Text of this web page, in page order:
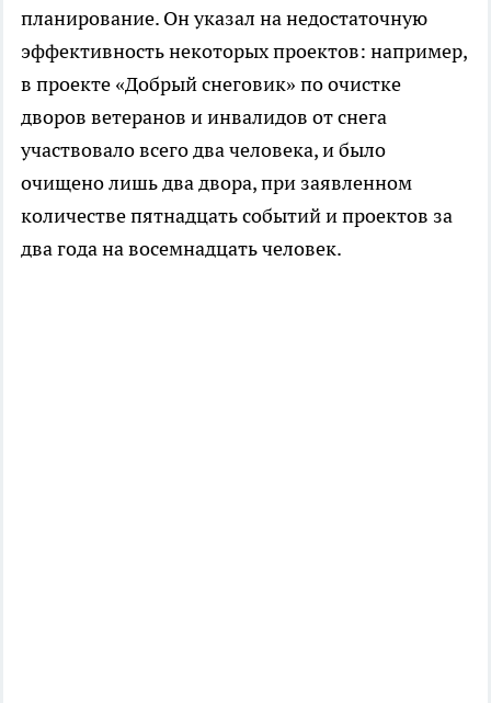
планирование. Он указал на недостаточную
эффективность некоторых проектов: например,
в проекте «Добрый снеговик» по очистке
дворов ветеранов и инвалидов от снега
участвовало всего два человека, и было
очищено лишь два двора, при заявленном
количестве пятнадцать событий и проектов за
два года на восемнадцать человек.